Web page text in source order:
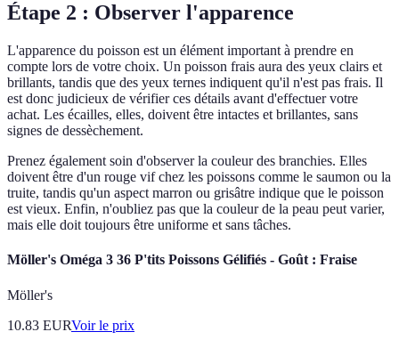
Étape 2 : Observer l'apparence
L'apparence du poisson est un élément important à prendre en
compte lors de votre choix. Un poisson frais aura des yeux clairs et
brillants, tandis que des yeux ternes indiquent qu'il n'est pas frais. Il
est donc judicieux de vérifier ces détails avant d'effectuer votre
achat. Les écailles, elles, doivent être intactes et brillantes, sans
signes de dessèchement.
Prenez également soin d'observer la couleur des branchies. Elles
doivent être d'un rouge vif chez les poissons comme le saumon ou la
truite, tandis qu'un aspect marron ou grisâtre indique que le poisson
est vieux. Enfin, n'oubliez pas que la couleur de la peau peut varier,
mais elle doit toujours être uniforme et sans tâches.
Möller's Oméga 3 36 P'tits Poissons Gélifiés - Goût : Fraise
Möller's
10.83 EURVoir le prix